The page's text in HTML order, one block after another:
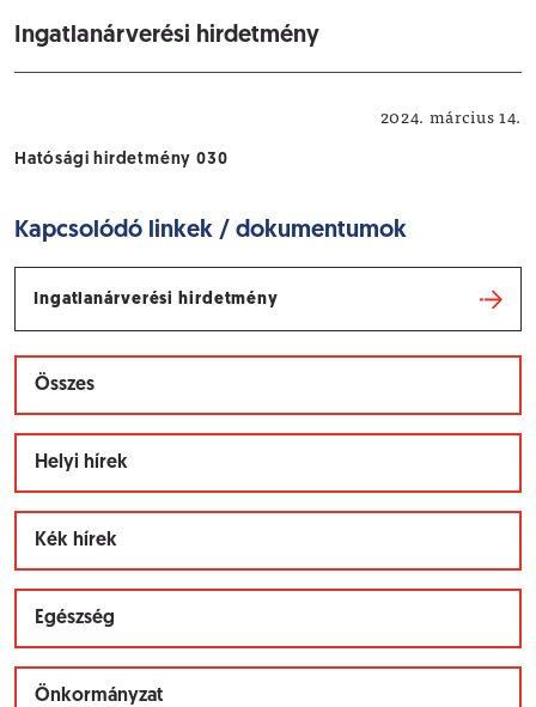
Ingatlanárverési hirdetmény
2024. március 14.
Hatósági hirdetmény 030
Kapcsolódó linkek / dokumentumok
Ingatlanárverési hirdetmény
Összes
Helyi hírek
Kék hírek
Egészség
Önkormányzat